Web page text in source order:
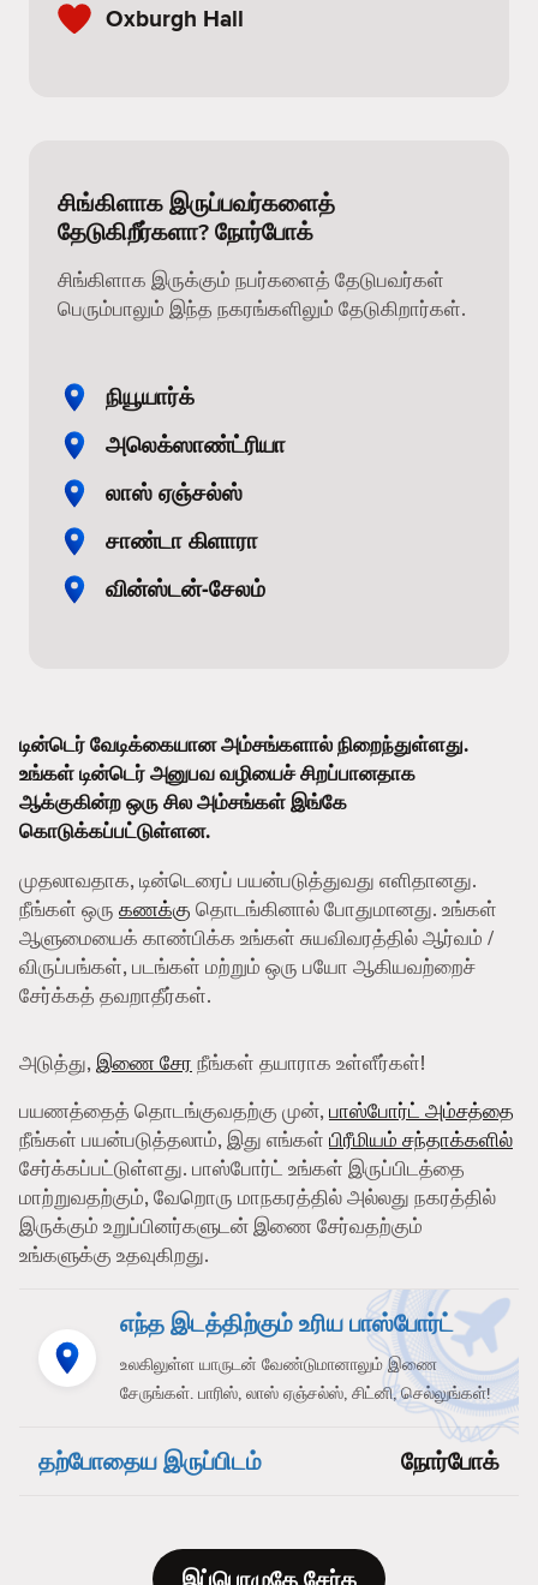
Oxburgh Hall
சிங்கிளாக இருப்பவர்களைத்
தேடுகிறீர்களா? நோர்போக்
சிங்கிளாக இருக்கும் நபர்களைத் தேடுபவர்கள்
பெரும்பாலும் இந்த நகரங்களிலும் தேடுகிறார்கள்.
நியூயார்க்
அலெக்ஸாண்ட்ரியா
லாஸ் ஏஞ்சல்ஸ்
சாண்டா கிளாரா
வின்ஸ்டன்-சேலம்
டின்டெர் வேடிக்கையான அம்சங்களால் நிறைந்துள்ளது.
உங்கள் டின்டெர் அனுபவ வழியைச் சிறப்பானதாக
ஆக்குகின்ற ஒரு சில அம்சங்கள் இங்கே
கொடுக்கப்பட்டுள்ளன.
முதலாவதாக, டின்டெரைப் பயன்படுத்துவது எளிதானது.
நீங்கள் ஒரு கணக்கு தொடங்கினால் போதுமானது. உங்கள்
ஆளுமையைக் காண்பிக்க உங்கள் சுயவிவரத்தில் ஆர்வம் /
விருப்பங்கள், படங்கள் மற்றும் ஒரு பயோ ஆகியவற்றைச்
சேர்க்கத் தவறாதீர்கள்.
அடுத்து, இணை சேர நீங்கள் தயாராக உள்ளீர்கள்!
பயணத்தைத் தொடங்குவதற்கு முன், பாஸ்போர்ட் அம்சத்தை
நீங்கள் பயன்படுத்தலாம், இது எங்கள் பிரீமியம் சந்தாக்களில்
சேர்க்கப்பட்டுள்ளது. பாஸ்போர்ட் உங்கள் இருப்பிடத்தை
மாற்றுவதற்கும், வேறொரு மாநகரத்தில் அல்லது நகரத்தில்
இருக்கும் உறுப்பினர்களுடன் இணை சேர்வதற்கும்
உங்களுக்கு உதவுகிறது.
எந்த இடத்திற்கும் உரிய பாஸ்போர்ட்
உலகிலுள்ள யாருடன் வேண்டுமானாலும் இணை
சேருங்கள். பாரிஸ், லாஸ் ஏஞ்சல்ஸ், சிட்னி, செல்லுங்கள்!
தற்போதைய இருப்பிடம் நோர்போக்